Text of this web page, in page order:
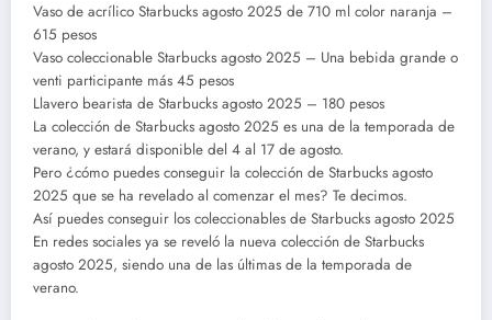
Vaso de acrílico Starbucks agosto 2025 de 710 ml color naranja –
615 pesos
Vaso coleccionable Starbucks agosto 2025 – Una bebida grande o
venti participante más 45 pesos
Llavero bearista de Starbucks agosto 2025 – 180 pesos
La colección de Starbucks agosto 2025 es una de la temporada de
verano, y estará disponible del 4 al 17 de agosto.
Pero ¿cómo puedes conseguir la colección de Starbucks agosto
2025 que se ha revelado al comenzar el mes? Te decimos.
Así puedes conseguir los coleccionables de Starbucks agosto 2025
En redes sociales ya se reveló la nueva colección de Starbucks
agosto 2025, siendo una de las últimas de la temporada de
verano.